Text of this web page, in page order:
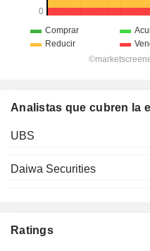
Analistas que cubren la
UBS
Daiwa Securities
Ratings